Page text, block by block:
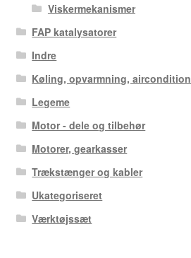
Viskermekanismer
FAP katalysatorer
Indre
Køling, opvarmning, aircondition
Legeme
Motor - dele og tilbehør
Motorer, gearkasser
Trækstænger og kabler
Ukategoriseret
Værktøjssæt